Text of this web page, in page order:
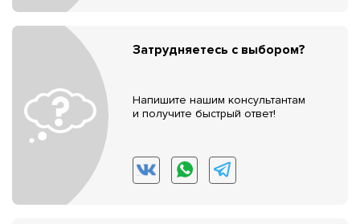
Затрудняетесь с выбором?
Напишите нашим консультантам
и получите быстрый ответ!